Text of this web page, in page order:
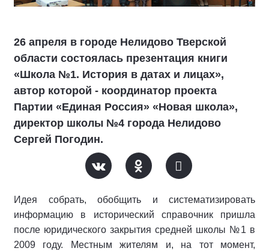
26 апреля в городе Нелидово Тверской
области состоялась презентация книги
«Школа №1. История в датах и лицах»,
автор которой - координатор проекта
Партии «Единая Россия» «Новая школа»,
директор школы №4 города Нелидово
Сергей Погодин.
Идея собрать, обобщить и систематизировать
информацию в исторический справочник пришла
после юридического закрытия средней школы №1 в
2009 году. Местным жителям и, на тот момент,